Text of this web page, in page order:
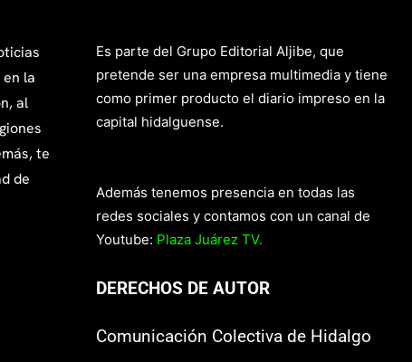
la
al
te
de
Es parte del Grupo Editorial Aljibe, que
pretende ser una empresa multimedia y tiene
como primer producto el diario impreso en la
capital hidalguense.
Además tenemos presencia en todas las
redes sociales y contamos con un canal de
Youtube: Plaza Juárez TV.
DERECHOS DE AUTOR
Comunicación Colectiva de Hidalgo